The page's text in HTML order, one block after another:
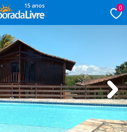
15 anos 0
Next